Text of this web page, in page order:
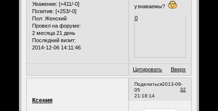
Уважение: [+411/-0]
Позитив: [+253/-0]
Пол: Женский
Провел на форуме:
2 месяца 21 день
Последний визит:
2014-12-06 14:11:46
узнаваемы?
0
Цитировать Вверх
Поделиться
32
2013-09-
05
21:18:14
Ксения